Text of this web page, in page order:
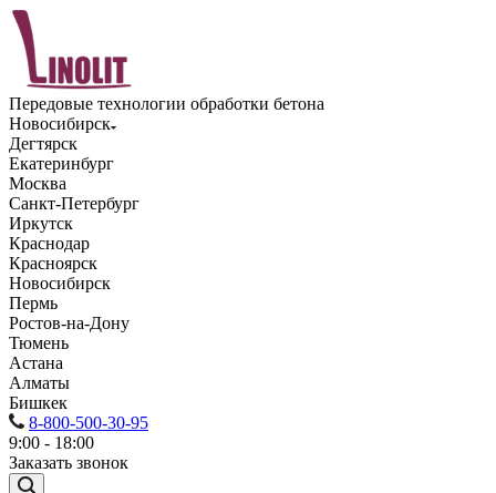
Передовые технологии обработки бетона
Новосибирск
Дегтярск
Екатеринбург
Москва
Санкт-Петербург
Иркутск
Краснодар
Красноярск
Новосибирск
Пермь
Ростов-на-Дону
Тюмень
Астана
Алматы
Бишкек
8-800-500-30-95
9:00 - 18:00
Заказать звонок